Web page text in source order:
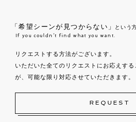
「希望シーンが見つからない」 という
If you couldn’t find what you want.
リクエストする方法がございます。
いただいた全てのリクエストにお応えす
が、可能な限り対応させていただきます。
REQUEST